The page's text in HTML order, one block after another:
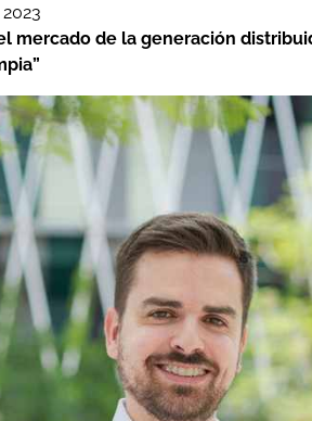
mercado de la generación